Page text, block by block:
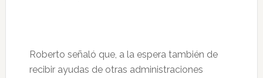
Roberto señaló que, a la espera también de
recibir ayudas de otras administraciones